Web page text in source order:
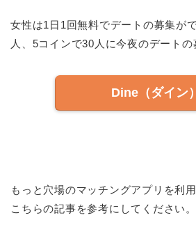
女性は1日1回無料でデートの募集が
人、5コインで30人に今夜のデートの
Dine（ダイン）
もっと穴場のマッチングアプリを利
こちらの記事を参考にしてください。